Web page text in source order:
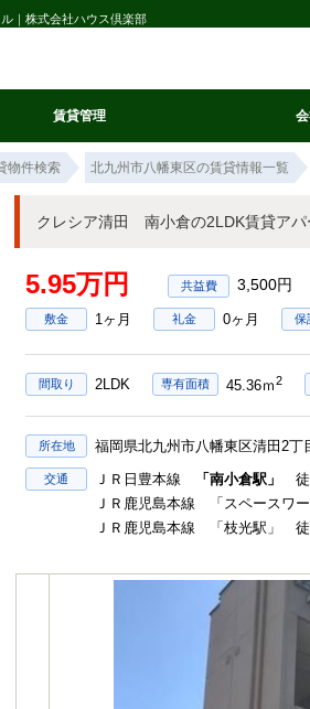
｜株式会社ハウス倶楽部
賃貸管理
物件検索 北九州市八幡東区の賃貸情報一覧
クレシア清田 南小倉の2LDK賃貸アパ
5.95万円 3,500円
敷金 1ヶ月 礼金 0ヶ月 保
間取り 2LDK 専有面積 45.36ｍ2
所在地 福岡県北九州市八幡東区清田2
交通 ＪＲ日豊本線 「南小倉駅」
徒
ＪＲ鹿児島本線 「スペースワ
ＪＲ鹿児島本線 「枝光駅」 徒